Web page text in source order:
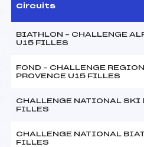
Circuits
BIATHLON – CHALLENGE
U15 FILLES
FOND – CHALLENGE
PROVENCE U15 FILLES
CHALLENGE NATIONAL SKI
FILLES
CHALLENGE NATIONAL
FILLES